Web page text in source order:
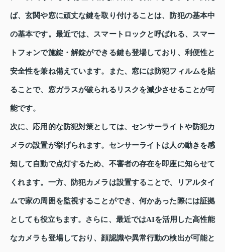
ば、玄関や窓に頑丈な鍵を取り付けることは、防犯の基本中
の基本です。最近では、スマートロックと呼ばれる、スマー
トフォンで施錠・解錠ができる鍵も登場しており、利便性と
安全性を兼ね備えています。また、窓には防犯フィルムを貼
ることで、窓ガラスが破られるリスクを減少させることが可
能です。
次に、応用的な防犯対策としては、センサーライトや防犯カ
メラの設置が挙げられます。センサーライトは人の動きを感
知して自動で点灯するため、不審者の存在を即座に知らせて
くれます。一方、防犯カメラは設置することで、リアルタイ
ムで家の周囲を監視することができ、何かあった際には証拠
としても役立ちます。さらに、最近ではAIを活用した高性能
なカメラも登場しており、顔認識や異常行動の検出が可能と